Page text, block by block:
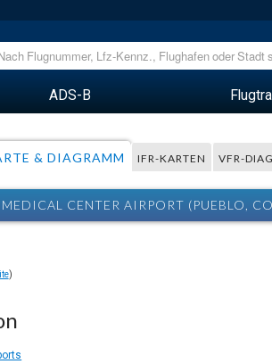
ADS-B
& DIAGRAMM IFR-KARTEN VFR-
MEDICAL CENTER AIRPORT (PUEBLO,
)